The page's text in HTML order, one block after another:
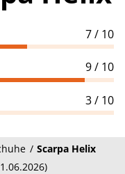
7 / 10
9 / 10
3 / 10
Scarpa Helix